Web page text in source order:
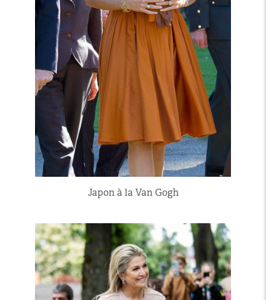
Japon à la Van Gogh